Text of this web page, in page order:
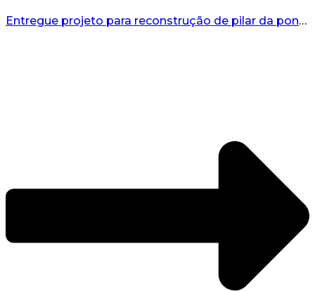
Entregue projeto para reconstrução de pilar da ponte entre Encantado e Muçum...